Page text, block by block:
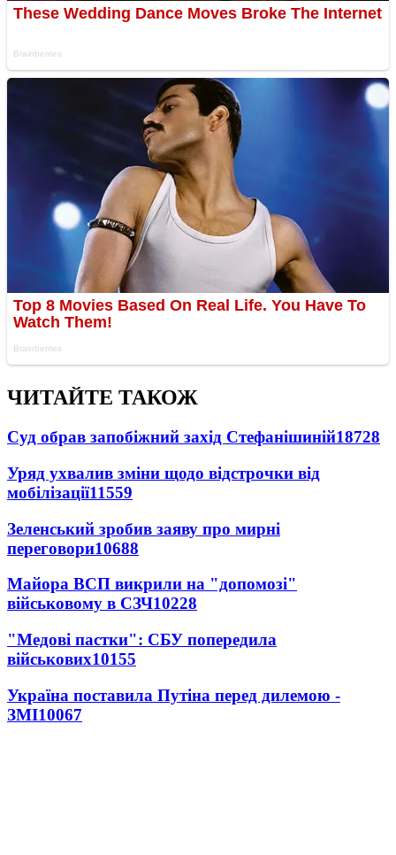
ЧИТАЙТЕ ТАКОЖ
Суд обрав запобіжний захід Стефанішиній18728
Уряд ухвалив зміни щодо відстрочки від
мобілізації11559
Зеленський зробив заяву про мирні
переговори10688
Майора ВСП викрили на "допомозі"
військовому в СЗЧ10228
"Медові пастки": СБУ попередила
військових10155
Україна поставила Путіна перед дилемою -
ЗМІ10067